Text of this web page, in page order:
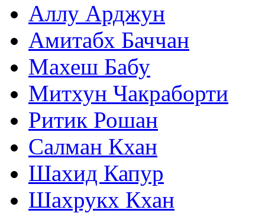
Аллу Арджун
Амитабх Баччан
Махеш Бабу
Митхун Чакраборти
Ритик Рошан
Салман Кхан
Шахид Капур
Шахрукх Кхан